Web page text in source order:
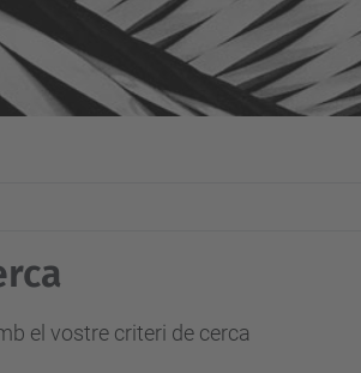
el vostre criteri de cerca